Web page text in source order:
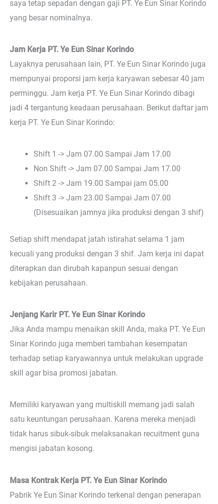
saya tetap sepadan dengan gaji PT. Ye Eun Sinar Korindo
yang besar nominalnya.
Jam Kerja PT. Ye Eun Sinar Korindo
Layaknya perusahaan lain, PT. Ye Eun Sinar Korindo juga
mempunyai proporsi jam kerja karyawan sebesar 40 jam
perminggu. Jam kerja PT. Ye Eun Sinar Korindo dibagi
jadi 4 tergantung keadaan perusahaan. Berikut daftar jam
kerja PT. Ye Eun Sinar Korindo:
Shift 1 -> Jam 07.00 Sampai Jam 17.00
Non Shift -> Jam 07.00 Sampai Jam 17.00
Shift 2 -> Jam 19.00 Sampai jam 05.00
Shift 3 -> Jam 23.00 Sampai Jam 07.00
(Disesuaikan jamnya jika produksi dengan 3 shif)
Setiap shift mendapat jatah istirahat selama 1 jam
kecuali yang produksi dengan 3 shif. Jam kerja ini dapat
diterapkan dan dirubah kapanpun sesuai dengan
kebijakan perusahaan.
Jenjang Karir PT. Ye Eun Sinar Korindo
Jika Anda mampu menaikan skill Anda, maka PT. Ye Eun
Sinar Korindo juga memberi tambahan kesempatan
terhadap setiap karyawannya untuk melakukan upgrade
skill agar bisa promosi jabatan.
Memiliki karyawan yang multiskill memang jadi salah
satu keuntungan perusahaan. Karena mereka menjadi
tidak harus sibuk-sibuk melaksanakan recuitment guna
mengisi jabatan kosong.
Masa Kontrak Kerja PT. Ye Eun Sinar Korindo
Pabrik Ye Eun Sinar Korindo terkenal dengan penerapan